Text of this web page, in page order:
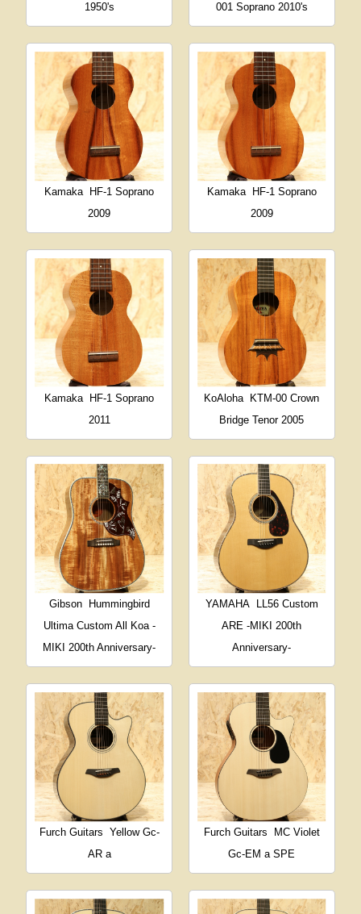
1950's
001 Soprano 2010's
Kamaka
HF-1 Soprano
2009
Kamaka
HF-1 Soprano
2009
Kamaka HF-1 Soprano
2011
KoAloha KTM-00 Crown
Bridge Tenor 2005
Gibson
Hummingbird
Ultima Custom All Koa -
MIKI 200th Anniversary-
YAMAHA
LL56 Custom
ARE -MIKI 200th
Anniversary-
Furch Guitars Yellow Gc-
AR a
Furch Guitars
MC Violet
Gc-EM a SPE